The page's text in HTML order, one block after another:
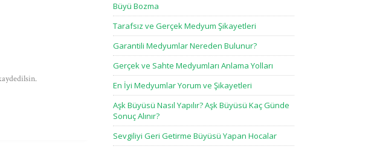
Büyü Bozma
Tarafsız ve Gerçek Medyum Şikayetleri
Garantili Medyumlar Nereden Bulunur?
Gerçek ve Sahte Medyumları Anlama Yolları
En İyi Medyumlar Yorum ve Şikayetleri
Aşk Büyüsü Nasıl Yapılır? Aşk Büyüsü Kaç Günde
Sonuç Alınır?
Sevgiliyi Geri Getirme Büyüsü Yapan Hocalar